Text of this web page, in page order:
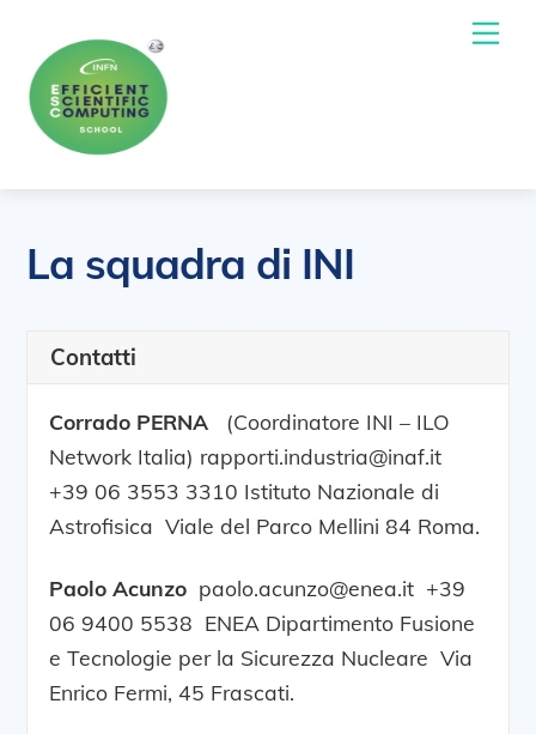
content
La squadra di INI
Contatti
Corrado PERNA
(Coordinatore INI – ILO
Network Italia) rapporti.industria@inaf.it
+39 06 3553 3310 Istituto Nazionale di
Astrofisica Viale del Parco Mellini 84 Roma.
Paolo Acunzo paolo.acunzo@enea.it +39
06 9400 5538 ENEA Dipartimento Fusione
e Tecnologie per la Sicurezza Nucleare Via
Enrico Fermi, 45 Frascati.